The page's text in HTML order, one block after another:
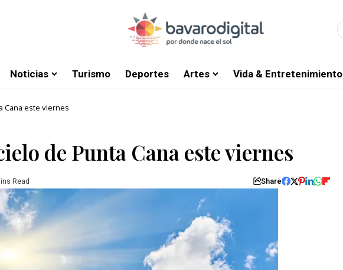
Noticias Turismo Deportes Artes Vida & Entretenimiento
Cana este viernes
de Punta Cana este viernes
Read Share